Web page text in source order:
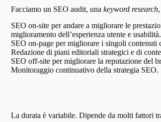
Facciamo un SEO audit, una keyword research
SEO on-site per andare a migliorare le
miglioramento dell’esperienza utente e usabilità.
SEO on-page per migliorare i singoli contenuti
Redazione di piani editoriali strategici e di
SEO off-site per migliorare la reputazione del
Monitoraggio continuativo della strategia SEO.
La durata è variabile. Dipende da molti fattori